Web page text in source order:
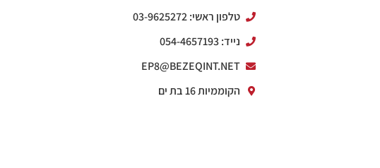
טלפון ראשי: 03-9625272
נייד: 054-4657193
EP8@BEZEQINT.NET
הקוממיות 16 בת ים